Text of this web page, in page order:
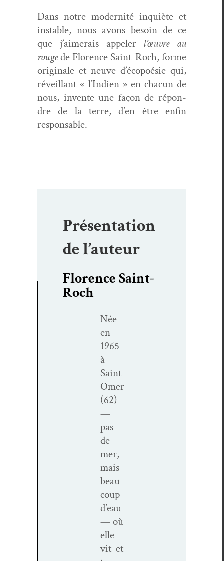
Dans notre moder­nité inquiète et
insta­ble, nous avons besoin de ce
que j’aimerais appel­er l’œuvre au
rougede Flo­rence Saint-Roch, forme
orig­i­nale et neuve d’écopoésie qui,
réveil­lant « l’Indien » en cha­cun de
nous, invente une façon de répon­
dre de la terre, d’en être enfin
responsable.
Présentation
de l’auteur
Florence Saint-
Roch
Née
en
1965
à
Saint-
Omer
(62)
—
pas
de
mer,
mais
beau­
coup
d’eau
— où
elle
vit et